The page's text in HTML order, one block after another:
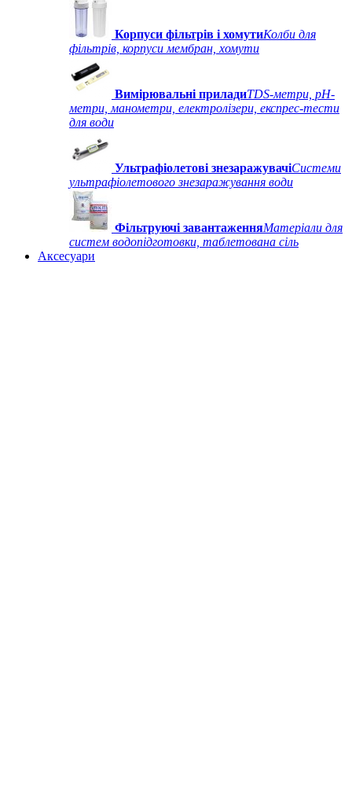
Корпуси фільтрів і хомутиКолби для
фільтрів, корпуси мембран, хомути
Вимірювальні приладиTDS-метри, рН-
метри, манометри, електролізери, експрес-тести
для води
Ультрафіолетові знезаражувачіСистеми
ультрафіолетового знезаражування води
Фільтруючі завантаженняМатеріали для
систем водопідготовки, таблетована сіль
Аксесуари